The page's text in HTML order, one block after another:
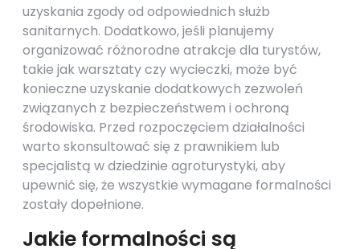
uzyskania zgody od odpowiednich służb
sanitarnych. Dodatkowo, jeśli planujemy
organizować różnorodne atrakcje dla turystów,
takie jak warsztaty czy wycieczki, może być
konieczne uzyskanie dodatkowych zezwoleń
związanych z bezpieczeństwem i ochroną
środowiska. Przed rozpoczęciem działalności
warto skonsultować się z prawnikiem lub
specjalistą w dziedzinie agroturystyki, aby
upewnić się, że wszystkie wymagane formalności
zostały dopełnione.
Jakie formalności są